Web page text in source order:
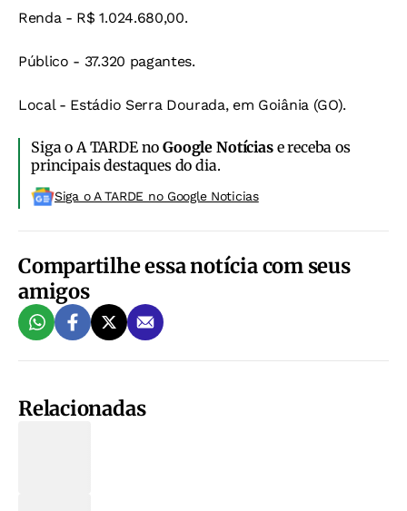
Renda - R$ 1.024.680,00.
Público - 37.320 pagantes.
Local - Estádio Serra Dourada, em Goiânia (GO).
Siga o A TARDE noGoogle Notíciase receba os
principais destaques do dia.
Siga o A TARDE no Google Noticias
Compartilhe essa notícia com seus
amigos
Relacionadas